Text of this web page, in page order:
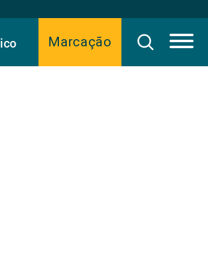
Marcação